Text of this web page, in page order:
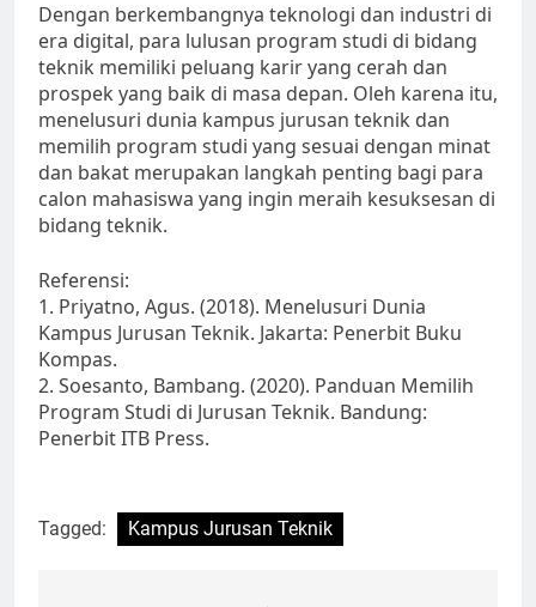
Dengan berkembangnya teknologi dan industri di
era digital, para lulusan program studi di bidang
teknik memiliki peluang karir yang cerah dan
prospek yang baik di masa depan. Oleh karena itu,
menelusuri dunia kampus jurusan teknik dan
memilih program studi yang sesuai dengan minat
dan bakat merupakan langkah penting bagi para
calon mahasiswa yang ingin meraih kesuksesan di
bidang teknik.
Referensi:
1. Priyatno, Agus. (2018). Menelusuri Dunia
Kampus Jurusan Teknik. Jakarta: Penerbit Buku
Kompas.
2. Soesanto, Bambang. (2020). Panduan Memilih
Program Studi di Jurusan Teknik. Bandung:
Penerbit ITB Press.
Tagged: Kampus Jurusan Teknik